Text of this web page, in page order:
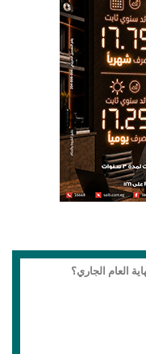
العام الجاري؟